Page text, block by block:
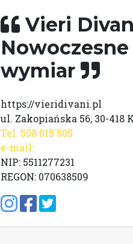
Vieri
wymiar
https://vieridivani.pl
ul. Zakopiańska 56, 30-418
Tel. 508 015 505
e-mail:
NIP: 5511277231
REGON: 070638509